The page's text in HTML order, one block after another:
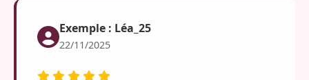
Exemple : Léa_25
22/11/2025